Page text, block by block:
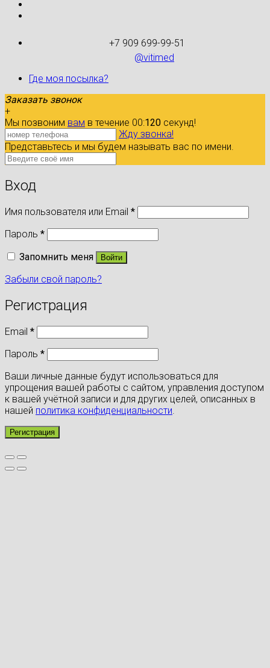
+7 909 699-99-51
@vitimed
Где моя посылка?
Заказать звонок
+
Мы позвоним вам в течение 00:120 секунд!
Жду звонка!
Представьтесь и мы будем называть вас по имени.
Вход
Имя пользователя или Email *
Пароль *
Запомнить меня
Войти
Забыли свой пароль?
Регистрация
Email *
Пароль *
Ваши личные данные будут использоваться для
упрощения вашей работы с сайтом, управления доступом
к вашей учётной записи и для других целей, описанных в
нашей политика конфиденциальности.
Регистрация